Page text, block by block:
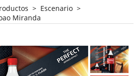
> Escenario >
Miranda